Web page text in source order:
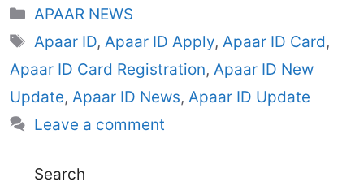
Categories
APAAR NEWS
Tags
Apaar ID,Apaar ID Apply,Apaar ID Card,
Apaar ID Card Registration, Apaar ID New
Update, Apaar ID News, Apaar ID Update
Leave a comment
Search